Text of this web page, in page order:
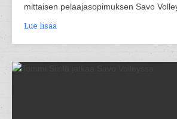
mittaisen pelaajasopimuksen Savo
Lue lisää